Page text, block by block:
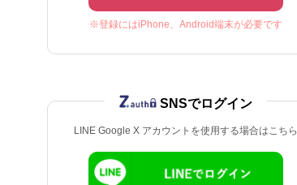
※登録にはiPhone、Android端末が必要です
LINE Google X アカウントを使用する場合はこちら
SNSでログイン